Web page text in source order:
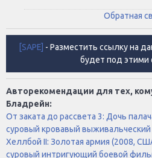
Обратная
[SAPE] - Разместить ссылку на
будет под этими
Авторекомендации для тех,
Бладрейн:
От заката до рассвета 3: Дочь
суровый кровавый
Хеллбой II: Золотая армия (2008,
суровый интригующий боевой